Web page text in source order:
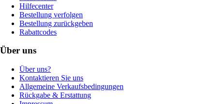
Hilfecenter
Bestellung verfolgen
Bestellung zurückgeben
Rabattcodes
Über uns
Über uns?
Kontaktieren Sie uns
Allgemeine Verkaufsbedingungen
Rückgabe & Erstattung